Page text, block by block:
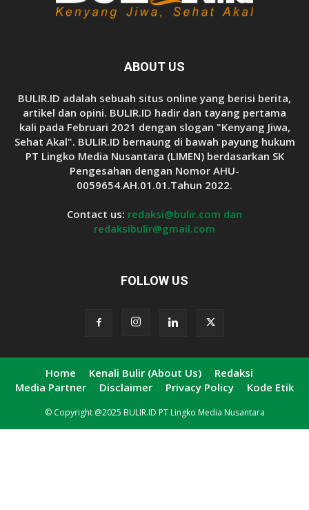
ABOUT US
BULIR.ID adalah sebuah situs online yang berisi berita,
artikel dan opini. BULIR.ID hadir dan tayang pertama
kali pada Februari 2021 dengan slogan "Kenyang Jiwa,
Sehat Akal". BULIR.ID bernaung di bawah payung hukum
PT Lingko Media Nusantara (LIMEN) berdasarkan SK
Pengesahan dengan Nomor AHU-
0059654.AH.01.01.Tahun 2022.
Contact us: redaksi@bulir.com dan
redaksibulir@gmail.com
FOLLOW US
Home Kenali Bulir (About Us)
Redaksi
Media Partner
Disclaimer Privacy Policy Kode Etik
© Copyright @2025 BULIR.ID PT Lingko Media Nusantara